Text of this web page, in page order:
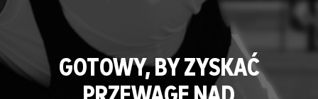
GOTOWY, BY ZYSKAĆ